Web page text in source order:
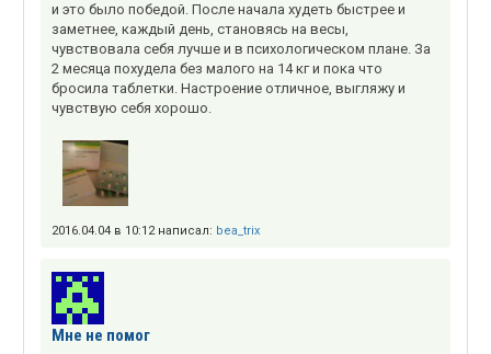
и это было победой. После начала худеть быстрее и
заметнее, каждый день, становясь на весы,
чувствовала себя лучше и в психологическом плане. За
2 месяца похудела без малого на 14 кг и пока что
бросила таблетки. Настроение отличное, выгляжу и
чувствую себя хорошо.
2016.04.04 в 10:12 написал: bea_trix
Мне не помог